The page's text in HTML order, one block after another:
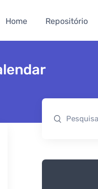
Home Repositório